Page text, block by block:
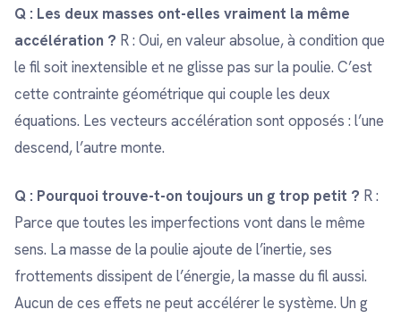
Q : Les deux masses ont-elles vraiment la même
accélération ? R : Oui, en valeur absolue, à condition que
le fil soit inextensible et ne glisse pas sur la poulie. C’est
cette contrainte géométrique qui couple les deux
équations. Les vecteurs accélération sont opposés : l’une
descend, l’autre monte.
Q : Pourquoi trouve-t-on toujours un g trop petit ? R :
Parce que toutes les imperfections vont dans le même
sens. La masse de la poulie ajoute de l’inertie, ses
frottements dissipent de l’énergie, la masse du fil aussi.
Aucun de ces effets ne peut accélérer le système. Un g